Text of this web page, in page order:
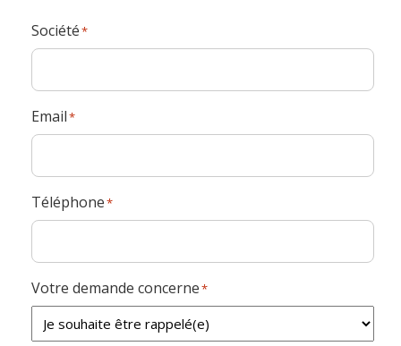
Société*
Email*
Téléphone*
Votre demande concerne*